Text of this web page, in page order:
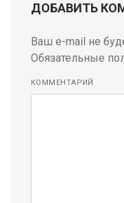
ДОБАВИТЬ
Ваш e-mail не
Обязательные
КОММЕНТАРИЙ